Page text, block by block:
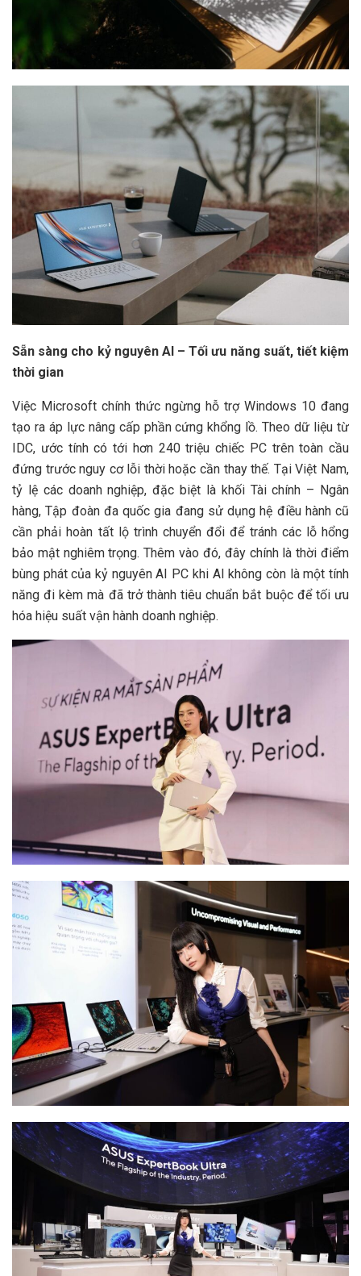
Sẵn sàng cho kỷ nguyên AI – Tối ưu năng suất, tiết kiệm
thời gian
Việc Microsoft chính thức ngừng hỗ trợ Windows 10 đang
tạo ra áp lực nâng cấp phần cứng khổng lồ. Theo dữ liệu từ
IDC, ước tính có tới hơn 240 triệu chiếc PC trên toàn cầu
đứng trước nguy cơ lỗi thời hoặc cần thay thế. Tại Việt Nam,
tỷ lệ các doanh nghiệp, đặc biệt là khối Tài chính – Ngân
hàng, Tập đoàn đa quốc gia đang sử dụng hệ điều hành cũ
cần phải hoàn tất lộ trình chuyển đổi để tránh các lỗ hổng
bảo mật nghiêm trọng. Thêm vào đó, đây chính là thời điểm
bùng phát của kỷ nguyên AI PC khi AI không còn là một tính
năng đi kèm mà đã trở thành tiêu chuẩn bắt buộc để tối ưu
hóa hiệu suất vận hành doanh nghiệp.